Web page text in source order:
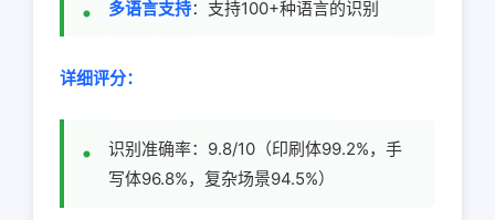
多语言支持：支持100+种语言的识别
详细评分：
识别准确率：9.8/10（印刷体99.2%，手
写体96.8%，复杂场景94.5%）